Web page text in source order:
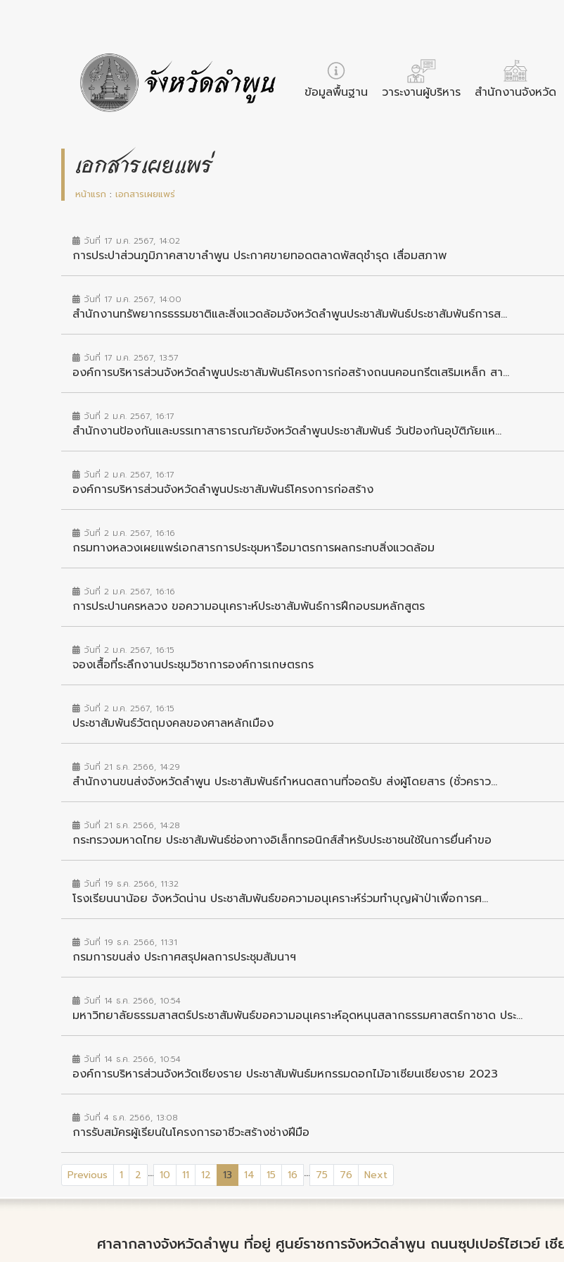
ข้อมูลพื้นฐาน วาระงานผู้บริหาร สำนักงานจังหวัด
เอกสารเผยแพร่
หน้าแรก : เอกสารเผยแพร่
วันที่ 17 ม.ค. 2567, 14:02
การประปาส่วนภูมิภาคสาขาลำพูน ประกาศขายทอดตลาดพัสดุชำรุด เสื่อมสภาพ
วันที่ 17 ม.ค. 2567, 14:00
สำนักงานทรัพยากรธรรมชาติและสิ่งแวดล้อมจังหวัดลำพูนประชาสัมพันธ์ประชาสัมพันธ์การส...
วันที่ 17 ม.ค. 2567, 13:57
องค์การบริหารส่วนจังหวัดลำพูนประชาสัมพันธ์โครงการก่อสร้างถนนคอนกรีตเสริมเหล็ก สา...
วันที่ 2 ม.ค. 2567, 16:17
สำนักงานป้องกันและบรรเทาสาธารณภัยจังหวัดลำพูนประชาสัมพันธ์ วันป้องกันอุบัติภัยแห...
วันที่ 2 ม.ค. 2567, 16:17
องค์การบริหารส่วนจังหวัดลำพูนประชาสัมพันธ์โครงการก่อสร้าง
วันที่ 2 ม.ค. 2567, 16:16
กรมทางหลวงเผยแพร่เอกสารการประชุมหารือมาตรการผลกระทบสิ่งแวดล้อม
วันที่ 2 ม.ค. 2567, 16:16
การประปานครหลวง ขอความอนุเคราะห์ประชาสัมพันธ์การฝึกอบรมหลักสูตร
วันที่ 2 ม.ค. 2567, 16:15
จองเสื้อที่ระลึกงานประชุมวิชาการองค์การเกษตรกร
วันที่ 2 ม.ค. 2567, 16:15
ประชาสัมพันธ์วัตถุมงคลของศาลหลักเมือง
วันที่ 21 ธ.ค. 2566, 14:29
สำนักงานขนส่งจังหวัดลำพูน ประชาสัมพันธ์กำหนดสถานที่จอดรับ ส่งผู้โดยสาร (ชั่วคราว...
วันที่ 21 ธ.ค. 2566, 14:28
กระทรวงมหาดไทย ประชาสัมพันธ์ช่องทางอิเล็กทรอนิกส์สำหรับประชาชนใช้ในการยื่นคำขอ
วันที่ 19 ธ.ค. 2566, 11:32
โรงเรียนนาน้อย จังหวัดน่าน ประชาสัมพันธ์ขอความอนุเคราะห์ร่วมทำบุญผ้าป่าเพื่อการศ...
วันที่ 19 ธ.ค. 2566, 11:31
กรมการขนส่ง ประกาศสรุปผลการประชุมสัมนาฯ
วันที่ 14 ธ.ค. 2566, 10:54
มหาวิทยาลัยธรรมสาสตร์ประชาสัมพันธ์ขอความอนุเคราะห์อุดหนุนสลากธรรมศาสตร์กาชาด ประ...
วันที่ 14 ธ.ค. 2566, 10:54
องค์การบริหารส่วนจังหวัดเชียงราย ประชาสัมพันธ์มหกรรมดอกไม้อาเซียนเชียงราย 2023
วันที่ 4 ธ.ค. 2566, 13:08
การรับสมัครผู้เรียนในโครงการอาชีวะสร้างช่างฝีมือ
Previous 1 2 ... 10 11 12 13 (current)
14 15 16 ... 75 76 Next
ศาลากลางจังหวัดลำพูน ที่อยู่ ศูนย์ราชการจังหวัดลำพูน ถนนซุปเปอร์ไฮเวย์ เ